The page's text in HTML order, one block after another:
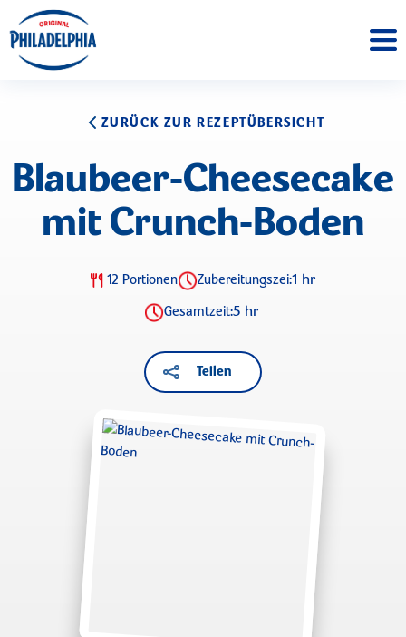
ZURÜCK ZUR REZEPTÜBERSICHT
Blaubeer-Cheesecake
mit Crunch-Boden
12 Portionen Zubereitungszei:1 hr
Gesamtzeit:5 hr
Teilen